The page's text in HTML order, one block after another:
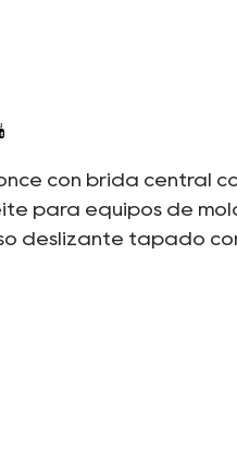
con brida central
para equipos de
liso deslizante tapado